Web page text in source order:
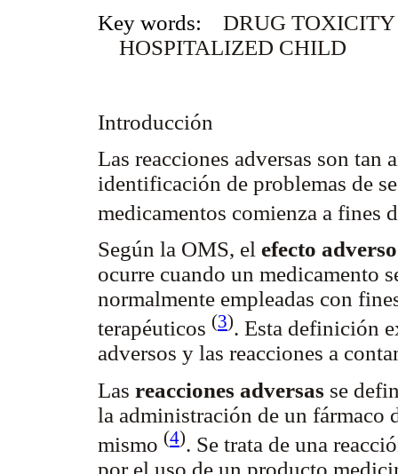
Key words: DRUG TOXICITY
HOSPITALIZED CHILD
Introducción
Las reacciones adversas son
identificación de problemas de
medicamentos comienza a
Según la OMS, el efecto adverso
ocurre cuando un medicamento
normalmente empleadas con
terapéuticos (3). Esta definición
adversos y las reacciones a
Las reacciones adversas se
la administración de un fármaco
mismo (4). Se trata de una
por el uso de un producto